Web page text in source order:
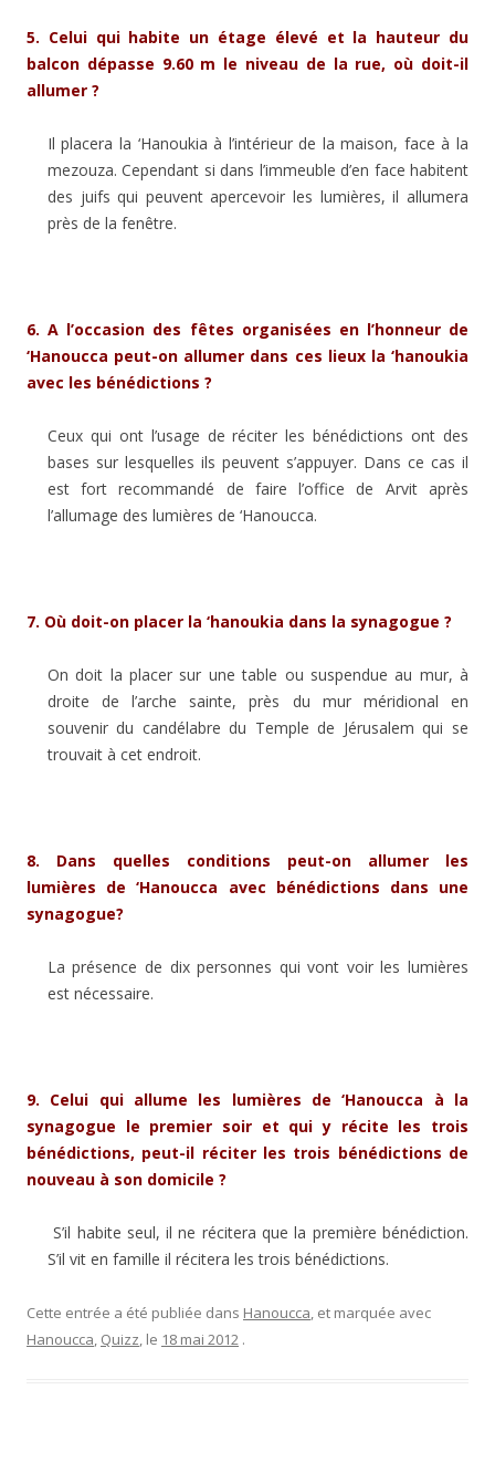
5. Celui qui habite un étage élevé et la hauteur du
balcon dépasse 9.60 m le niveau de la rue, où doit-il
allumer ?
Il placera la ‘Hanoukia à l’intérieur de la maison, face à la
mezouza. Cependant si dans l’immeuble d’en face habitent
des juifs qui peuvent apercevoir les lumières, il allumera
près de la fenêtre.
6.A l’occasion des fêtes organisées en l’honneur de
‘Hanoucca peut-on allumer dans ces lieux la ‘hanoukia
avec les bénédictions ?
Ceux qui ont l’usage de réciter les bénédictions ont des
bases sur lesquelles ils peuvent s’appuyer. Dans ce cas il
est fort recommandé de faire l’office de Arvit après
l’allumage des lumières de ‘Hanoucca.
7. Où doit-on placer la ‘hanoukia dans la synagogue ?
On doit la placer sur une table ou suspendue au mur, à
droite de l’arche sainte, près du mur méridional en
souvenir du candélabre du Temple de Jérusalem qui se
trouvait à cet endroit.
8. Dans quelles conditions peut-on allumer les
lumières de ‘Hanoucca avec bénédictions dans une
synagogue?
La présence de dix personnes qui vont voir les lumières
est nécessaire.
9. Celui qui allume les lumières de ‘Hanoucca à la
synagogue le premier soir et qui y récite les trois
bénédictions, peut-il réciter les trois bénédictions de
nouveau à son domicile ?
S’il habite seul, il ne récitera que la première bénédiction.
S’il vit en famille il récitera les trois bénédictions.
Cette entrée a été publiée dans Hanoucca, et marquée avec
Hanoucca, Quizz, le 18 mai 2012 .